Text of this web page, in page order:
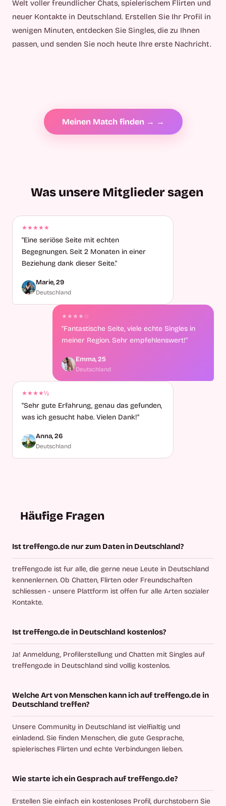
Welt voller freundlicher Chats, spielerischem Flirten und
neuer Kontakte in Deutschland. Erstellen Sie Ihr Profil in
wenigen Minuten, entdecken Sie Singles, die zu Ihnen
passen, und senden Sie noch heute Ihre erste Nachricht.
Meinen Match finden → →
Was unsere Mitglieder sagen
★★★★★
"Eine seriöse Seite mit echten
Begegnungen. Seit 2 Monaten in einer
Beziehung dank dieser Seite."
Marie, 29
Deutschland
★★★★☆
"Fantastische Seite, viele echte Singles in
meiner Region. Sehr empfehlenswert!"
Emma, 25
Deutschland
★★★★½
"Sehr gute Erfahrung, genau das gefunden,
was ich gesucht habe. Vielen Dank!"
Anna, 26
Deutschland
Häufige Fragen
Ist treffengo.de nur zum Daten in Deutschland?
treffengo.de ist fur alle, die gerne neue Leute in Deutschland
kennenlernen. Ob Chatten, Flirten oder Freundschaften
schliessen - unsere Plattform ist offen fur alle Arten sozialer
Kontakte.
Ist treffengo.de in Deutschland kostenlos?
Ja! Anmeldung, Profilerstellung und Chatten mit Singles auf
treffengo.de in Deutschland sind vollig kostenlos.
Welche Art von Menschen kann ich auf treffengo.de in
Deutschland treffen?
Unsere Community in Deutschland ist vielfialtig und
einladend. Sie finden Menschen, die gute Gesprache,
spielerisches Flirten und echte Verbindungen lieben.
Wie starte ich ein Gesprach auf treffengo.de?
Erstellen Sie einfach ein kostenloses Profil, durchstobern Sie